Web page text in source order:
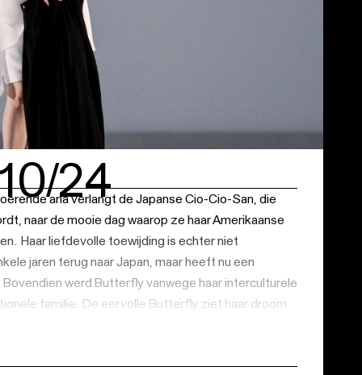
24
aria verlangt de Japanse Cio-Cio-San, die
naar de mooie dag waarop ze haar Amerikaanse
Haar liefdevolle toewijding is echter niet
jaren terug naar Japan, maar heeft nu een
werd Butterfly vanwege haar interculturele
familie. De eervolle Butterfly ziet haar droom
een ware hype rond de Japanse cultuur in het
door het land van de rijzende zon zoals het